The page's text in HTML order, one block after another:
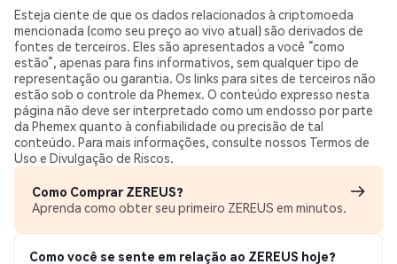
Esteja ciente de que os dados relacionados à criptomoeda
mencionada (como seu preço ao vivo atual) são derivados de
fontes de terceiros. Eles são apresentados a você “como
estão”, apenas para fins informativos, sem qualquer tipo de
representação ou garantia. Os links para sites de terceiros não
estão sob o controle da Phemex. O conteúdo expresso nesta
página não deve ser interpretado como um endosso por parte
da Phemex quanto à confiabilidade ou precisão de tal
conteúdo. Para mais informações, consulte nossos Termos de
Uso e Divulgação de Riscos.
Como Comprar ZEREUS?
Aprenda como obter seu primeiro ZEREUS em minutos.
Como você se sente em relação ao ZEREUS hoje?